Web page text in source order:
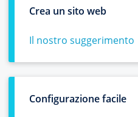
Crea un sito web
Il nostro suggerimento
Configurazione facile